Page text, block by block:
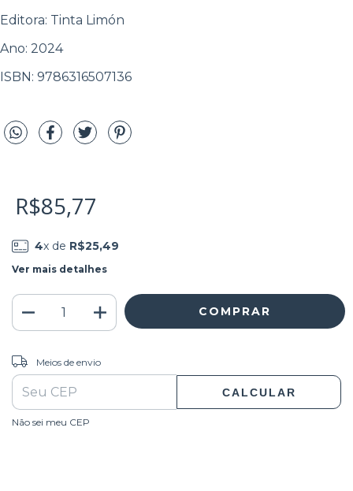
Editora: Tinta Limón
Ano: 2024
ISBN: 9786316507136
R$85,77
4x de R$25,49
Ver mais detalhes
Entregas para o CEP:
Meios de envio
CALCULAR
Não sei meu CEP